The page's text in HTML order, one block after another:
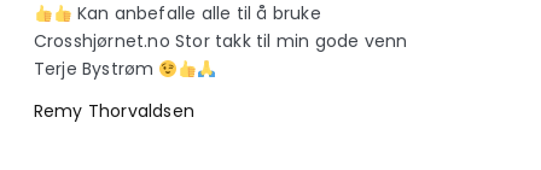
Kan anbefalle alle til å bruke
Crosshjørnet.no Stor takk til min gode venn
Terje Bystrøm
Remy Thorvaldsen